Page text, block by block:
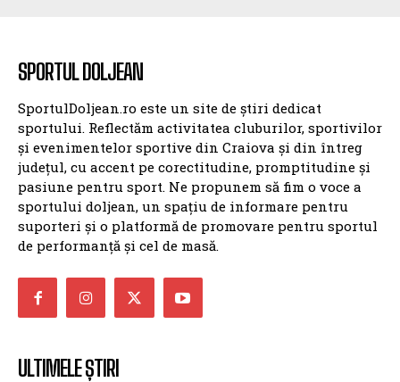
SPORTUL DOLJEAN
SportulDoljean.ro este un site de știri dedicat
sportului. Reflectăm activitatea cluburilor, sportivilor
și evenimentelor sportive din Craiova și din întreg
județul, cu accent pe corectitudine, promptitudine și
pasiune pentru sport. Ne propunem să fim o voce a
sportului doljean, un spațiu de informare pentru
suporteri și o platformă de promovare pentru sportul
de performanță și cel de masă.
ULTIMELE ȘTIRI